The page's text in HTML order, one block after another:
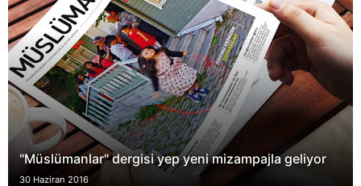
"Müslümanlar" dergisi yep yeni mizampajla geliyor
30 Haziran 2016